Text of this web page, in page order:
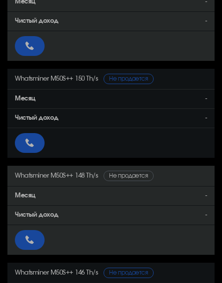
-
-
Whatsminer M50S++ 150 Th/s Не продается
-
-
Whatsminer M50S++ 148 Th/s Не продается
-
-
Whatsminer M50S++ 146 Th/s Не продается